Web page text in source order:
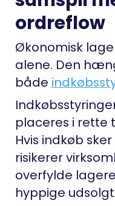
ordreflow
Økonomisk
alene. Den
både
placeres i
Hvis indkøb
risikerer
overfylde
hyppige